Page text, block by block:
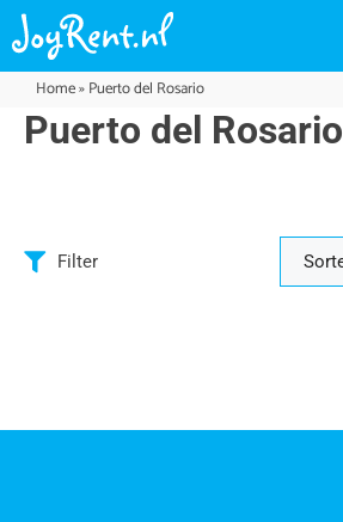
Home»Puerto del Rosario
Puerto del Rosario
Filter